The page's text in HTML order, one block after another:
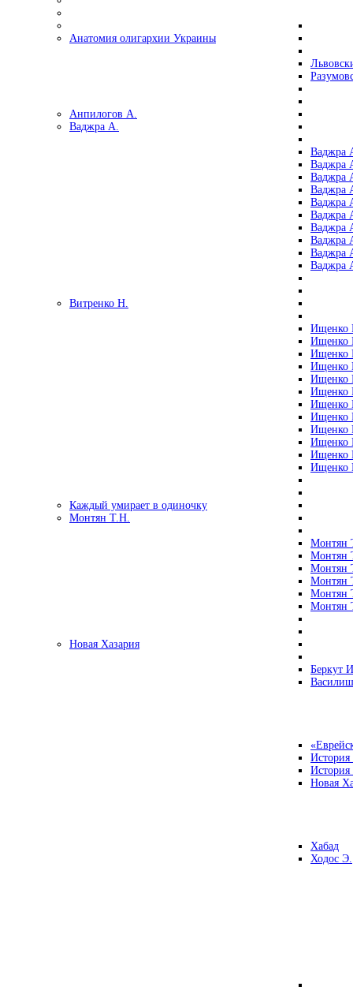
Анатомия олигархии Украины
Анпилогов А.
Ваджра А.
Ваджра
Ваджра
Ваджра
Ваджра
Ваджра
Ваджра
Ваджра
Ваджра
Ваджра
Ваджра
Витренко Н.
Ищенко
Ищенко
Ищенко
Ищенко
Ищенко
Ищенко
Ищенко
Ищенко
Ищенко
Ищенко
Ищенко
Ищенко
Каждый умирает в одиночку
Монтян Т.Н.
Монтян
Монтян
Монтян
Монтян
Монтян
Монтян
Новая Хазария
Беркут
Новая
Хабад
Ходос Э.